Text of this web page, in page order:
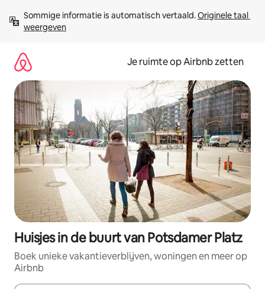
direct
naar
Sommige informatie is automatisch vertaald. Originele taal
weergeven
Je ruimte op Airbnb zetten
Huisjes in de buurt van Potsdamer Platz
Boek unieke vakantieverblijven, woningen en meer op
Airbnb